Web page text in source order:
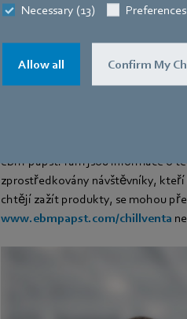
Necessary (13)
Allow all Confirm My
Umístění: Hala 4A, stánek 4A-401
ebm-papst. Tam jsou informace o
zprostředkovány návštěvníky, kteří
chtějí zažít produkty, se mohou
www.ebmpapst.com/chillventa